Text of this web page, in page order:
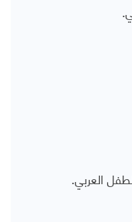
العربي.